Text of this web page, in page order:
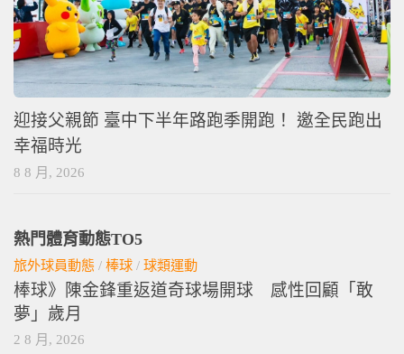
迎接父親節 臺中下半年路跑季開跑！ 邀全民跑出
幸福時光
8 8 月, 2026
熱門體育動態TO5
旅外球員動態 / 棒球 / 球類運動
棒球》陳金鋒重返道奇球場開球 感性回顧「敢
夢」歲月
2 8 月, 2026